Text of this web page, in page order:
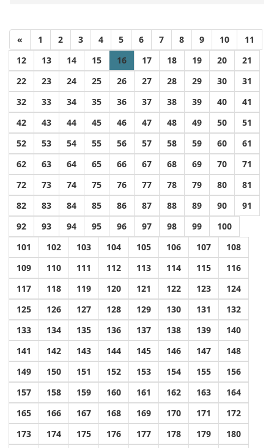
« 1 2 3 4 5 6 7 8 9 10
11
12
13 14 15 16 17 18 19 20
21
22
23 24 25 26 27 28 29 30
31
32
33 34 35 36 37 38 39 40
41
42
43 44 45 46 47 48 49 50
51
52
53 54 55 56 57 58 59 60
61
62
63 64 65 66 67 68 69 70
71
72
73 74 75 76 77 78 79 80
81
82
83 84 85 86 87 88 89 90
91
92
93 94 95 96 97 98 99
100
101
102 103 104 105 106 107
108
109
110 111 112 113 114 115
116
117
118 119 120 121 122 123
124
125
126 127 128 129 130 131
132
133
134 135 136 137 138 139
140
141
142 143 144 145 146 147
148
149
150 151 152 153 154 155
156
157
158 159 160 161 162 163
164
165
166 167 168 169 170 171
172
173
174 175 176 177 178 179 180